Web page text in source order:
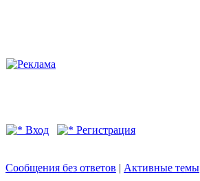
Вход Регистрация
Сообщения без ответов | Активные темы